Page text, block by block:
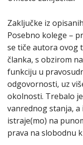
Zaključke iz
Posebno kolege –
se tiče autora ovog
članka, s obzirom
funkciju u
odgovornosti, uz
okolnosti. Trebalo
vanrednog stanja,
istraje(mo) na
prava na slobodnu